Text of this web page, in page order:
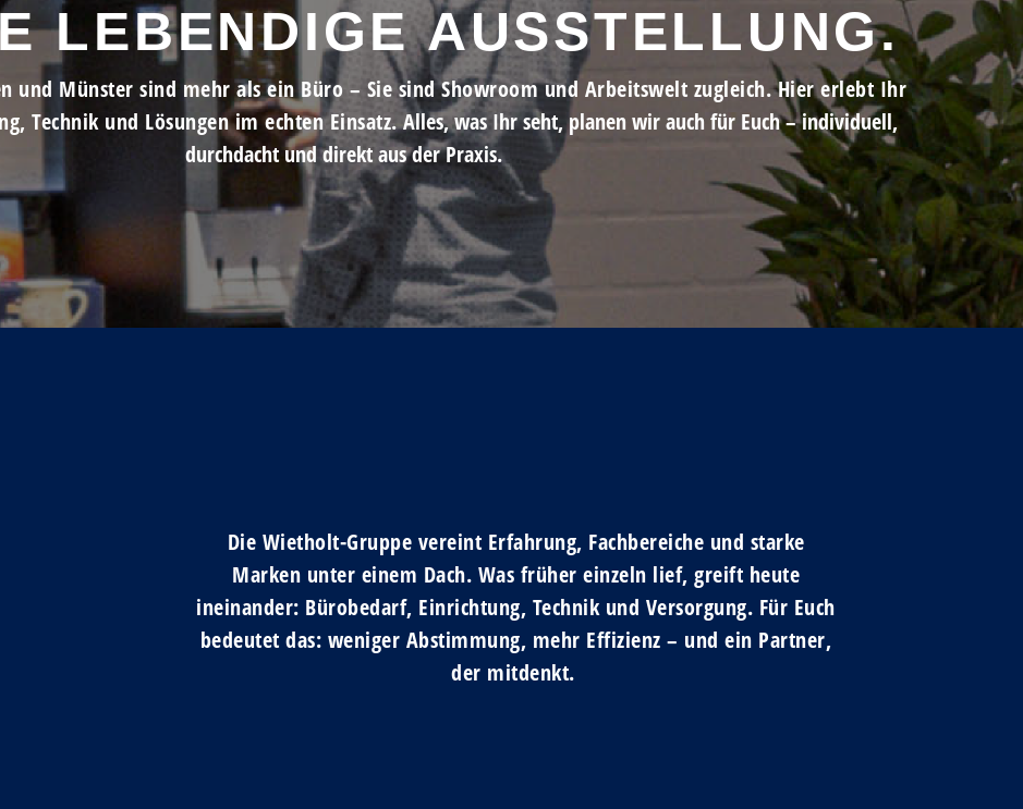
LEBENDIGE AUSSTELLUNG.
und Münster sind mehr als ein Büro – Sie sind Showroom und Arbeitswelt zugleich. Hier erlebt Ihr
Technik und Lösungen im echten Einsatz.Alles, was Ihr seht, planen wir auch für Euch – individuell,
durchdacht und direkt aus der Praxis.
Die Wietholt-Gruppe vereint Erfahrung, Fachbereiche und starke
Marken unter einem Dach. Was früher einzeln lief, greift heute
ineinander: Bürobedarf, Einrichtung, Technik und Versorgung. Für Euch
bedeutet das: weniger Abstimmung, mehr Effizienz – und ein Partner,
der mitdenkt.